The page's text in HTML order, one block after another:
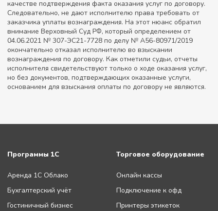
качестве подтверждения факта оказания услуг по договору.
Следовательно, не дают исполнителю права требовать от
заказчика уплаты вознаграждения. На этот нюанс обратил
внимание Верховный Суд РФ, который определением от
04.06.2021 № 307-ЭС21-7728 по делу № А56-80971/2019
окончательно отказал исполнителю во взыскании
вознаграждения по договору. Как отметили судьи, отчеты
исполнителя свидетельствуют только о ходе оказания услуг,
но без документов, подтверждающих оказанные услуги,
основанием для взыскания оплаты по договору не являются.
Программы 1С
Аренда 1С Облако
Бухгалтерский учёт
Гостиничный бизнес
Торговое оборудование
Онлайн кассы
Подключение к офд
Принтеры этикеток